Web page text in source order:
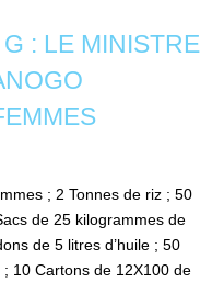
: LE MINISTRE
; 2 Tonnes de riz ; 50
de 25 kilogrammes de
de 5 litres d’huile ; 50
10 Cartons de 12X100 de